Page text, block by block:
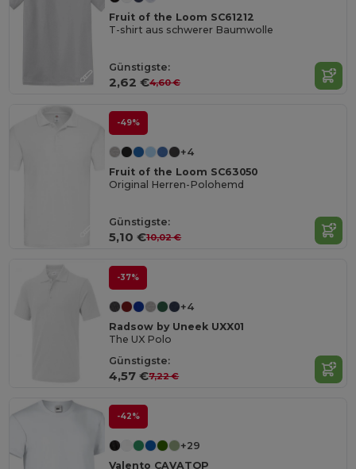
Fruit of the Loom SC61212
T-shirt aus schwerer Baumwolle
Günstigste:
2,62 €4,60 €
-49%
+4
Fruit of the Loom SC63050
Original Herren-Polohemd
Günstigste:
5,10 €10,02 €
-37%
+4
Radsow by Uneek UXX01
The UX Polo
Günstigste:
4,57 €7,22 €
-42%
+29
Valento CAVATOP